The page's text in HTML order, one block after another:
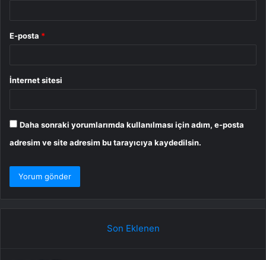
E-posta *
İnternet sitesi
Daha sonraki yorumlarımda kullanılması için adım, e-posta
adresim ve site adresim bu tarayıcıya kaydedilsin.
Son Eklenen